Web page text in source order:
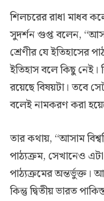
শিলচরের রাধা মাধব
সুদর্শন গুপ্ত বলেন,
শ্রেণীর যে ইতিহাসের
ইতিহাস বলে কিছু নেই।
রয়েছে বিষয়টা। তবে
বলেই নামকরণ করা
তার কথায়, “আসাম
পাঠ্যক্রম, সেখানেও এটা
পাঠ্যক্রমের অন্তর্ভুক্ত।
কিন্তু দ্বিতীয় ভারত